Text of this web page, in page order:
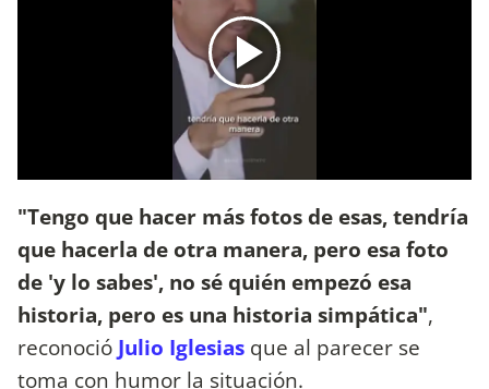
"Tengo que hacer más fotos de esas, tendría
que hacerla de otra manera, pero esa foto
de 'y lo sabes', no sé quién empezó esa
historia, pero es una historia simpática",
reconoció Julio Iglesias que al parecer se
toma con humor la situación.